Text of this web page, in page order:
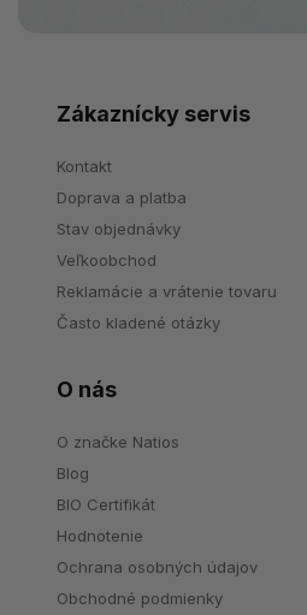
Zákaznícky servis
Kontakt
Doprava a platba
Stav objednávky
Veľkoobchod
Reklamácie a vrátenie tovaru
Často kladené otázky
O nás
O značke Natios
Blog
BIO Certifikát
Hodnotenie
Ochrana osobných údajov
Obchodné podmienky